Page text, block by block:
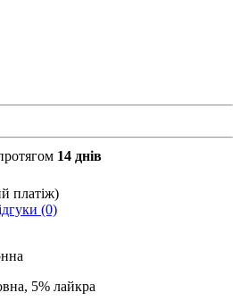
14 днів
платіж)
(0)
5% лайкра